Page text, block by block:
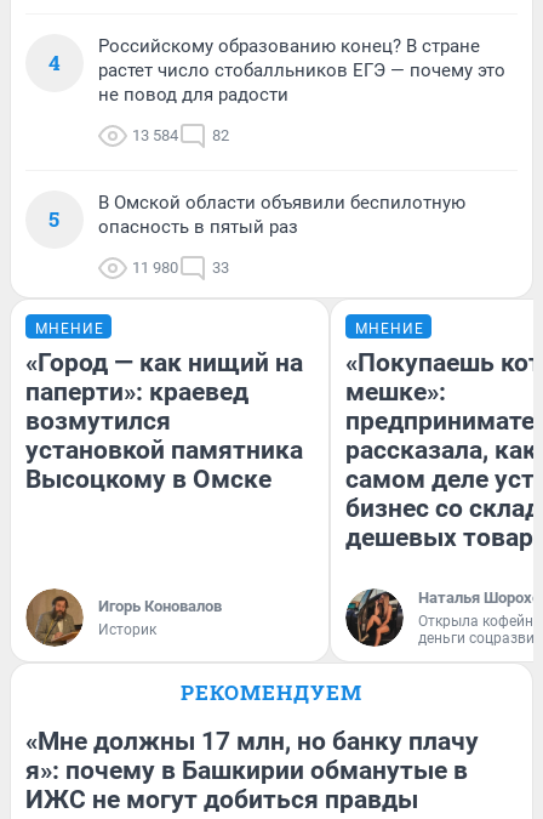
4
Российскому образованию конец? В стране
растет число стобалльников ЕГЭ — почему это
не повод для радости
13 584 82
5
В Омской области объявили беспилотную
опасность в пятый раз
11 980 33
МНЕНИЕ
«Город — как нищий на
паперти»: краевед
возмутился
установкой памятника
Высоцкому в Омске
Игорь Коновалов
Историк
МНЕНИЕ
«Покупаешь
мешке»:
рассказала, как
самом деле
бизнес со
дешевых
Наталья
Открыла
деньги
РЕКОМЕНДУЕМ
«Мне должны 17 млн, но банку плачу
я»: почему в Башкирии обманутые в
ИЖС не могут добиться правды